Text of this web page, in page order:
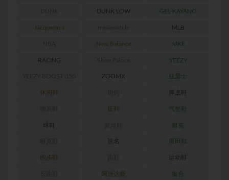
DUNK LOW GEL-KAYANO
Jacquemus MLB
New Balance NIKE
RACING YEEZY
ZOOMX 亚瑟士
休闲鞋 厚底鞋
板鞋 气垫鞋
球鞋 耐克
联名 莆田鞋
跑步鞋 运动鞋
阿迪达斯 集合